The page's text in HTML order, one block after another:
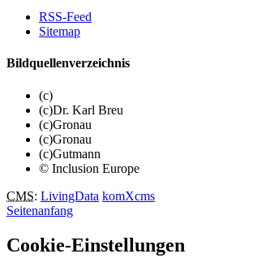
RSS-Feed
Sitemap
Bildquellenverzeichnis
(c)
(c)Dr. Karl Breu
(c)Gronau
(c)Gronau
(c)Gutmann
© Inclusion Europe
CMS: LivingData komXcms
Seitenanfang
Cookie-Einstellungen